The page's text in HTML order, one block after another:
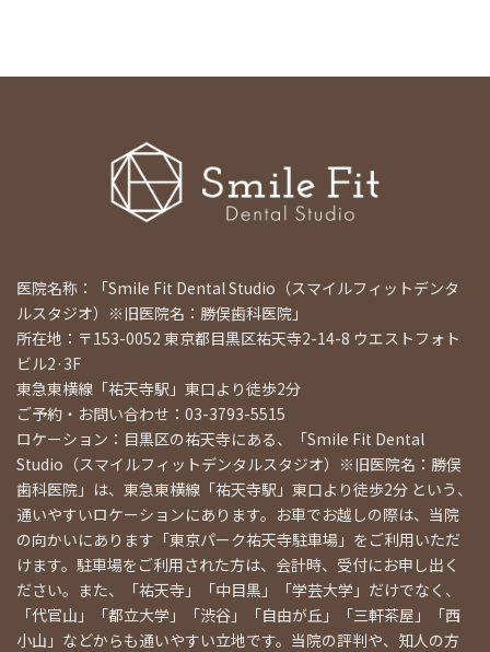
医院名称：「Smile Fit Dental Studio（スマイルフィットデンタ
ルスタジオ）※旧医院名：勝俣歯科医院」
所在地：〒153-0052 東京都目黒区祐天寺2-14-8 ウエストフォト
ビル2·3F
東急東横線「祐天寺駅」東口より徒歩2分
ご予約・お問い合わせ：03-3793-5515
ロケーション：目黒区の祐天寺にある、「Smile Fit Dental
Studio（スマイルフィットデンタルスタジオ）※旧医院名：勝俣
歯科医院」は、東急東横線「祐天寺駅」東口より徒歩2分 という、
通いやすいロケーションにあります。お車でお越しの際は、当院
の向かいにあります「東京パーク祐天寺駐車場」をご利用いただ
けます。駐車場をご利用された方は、会計時、受付にお申し出く
ださい。また、「祐天寺」「中目黒」「学芸大学」だけでなく、
「代官山」「都立大学」「渋谷」「自由が丘」「三軒茶屋」「西
小山」などからも通いやすい立地です。当院の評判や、知人の方